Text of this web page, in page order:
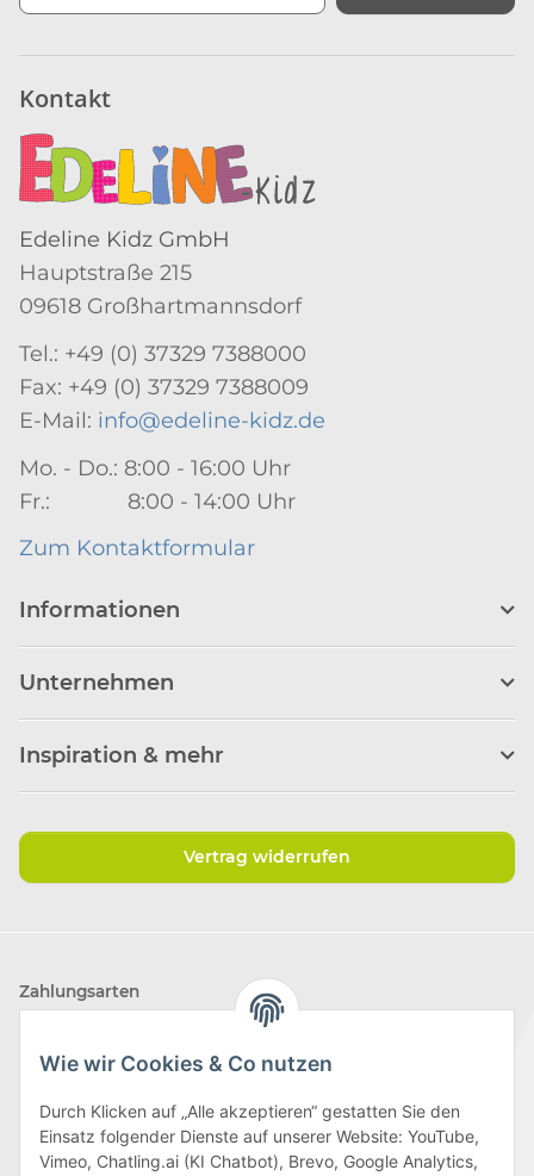
Wie wir Cookies & Co nutzen
Durch Klicken auf „Alle akzeptieren“ gestatten Sie den
Einsatz folgender Dienste auf unserer Website: YouTube,
Vimeo, Chatling.ai (KI Chatbot), Brevo, Google Analytics,
Kontakt
Edeline Kidz GmbH
Hauptstraße 215
09618 Großhartmannsdorf
Tel.: +49 (0) 37329 7388000
Fax: +49 (0) 37329 7388009
E-Mail: info@edeline-kidz.de
Mo. - Do.: 8:00 - 16:00 Uhr
Fr.: 8:00 - 14:00 Uhr
Zum Kontaktformular
Informationen
Unternehmen
Inspiration & mehr
Vertrag widerrufen
Zahlungsarten
Wir versenden mit